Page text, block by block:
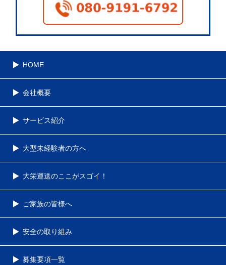
HOME
会社概要
サービス紹介
大型未経験者の方へ
大栄運送のここがスゴイ！
ご家族の皆様へ
安全の取り組み
募集要項一覧